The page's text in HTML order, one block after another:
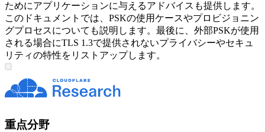
ためにアプリケーションに与えるアドバイスも提供します。
このドキュメントでは、PSKの使用ケースやプロビジョニン
グプロセスについても説明します。最後に、外部PSKが使用
される場合にTLS 1.3で提供されないプライバシーやセキュ
リティの特性をリストアップします。
重点分野